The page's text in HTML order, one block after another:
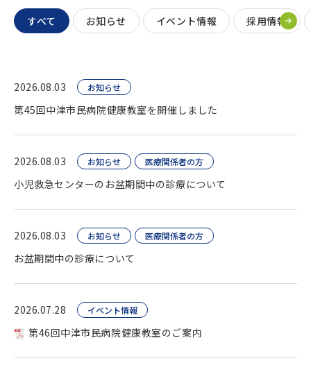
すべて お知らせ イベント情報 採用情報
2026.08.03 お知らせ
第45回中津市民病院健康教室を開催しました
2026.08.03 お知らせ 医療関係者の方
小児救急センターのお盆期間中の診療について
2026.08.03 お知らせ 医療関係者の方
お盆期間中の診療について
2026.07.28 イベント情報
第46回中津市民病院健康教室のご案内